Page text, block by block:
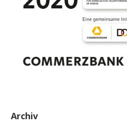
Archiv